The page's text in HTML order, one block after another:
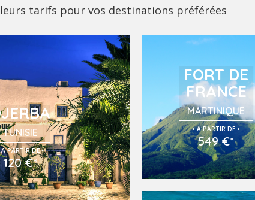
tarifs pour vos destinations préférées
TUNISIE
A PARTIR DE .
120 €*
FORT DE
FRANCE
MARTINIQUE
. A PARTIR DE .
549 €*